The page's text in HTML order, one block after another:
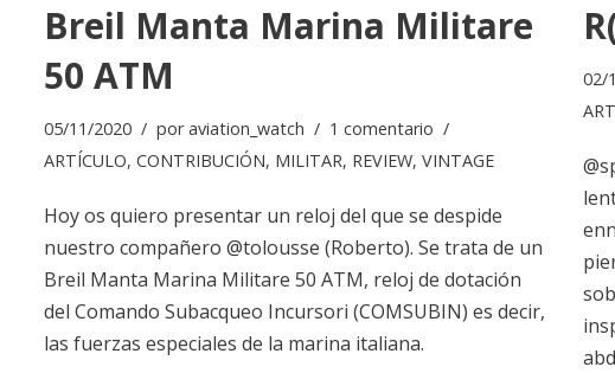
Breil Manta Marina Militare
50 ATM
05/11/2020 poraviation_watch
1 comentario
ARTÍCULO, CONTRIBUCIÓN, MILITAR, REVIEW, VINTAGE
Hoy os quiero presentar un reloj del que se despide
nuestro compañero @tolousse (Roberto). Se trata de un
Breil Manta Marina Militare 50 ATM, reloj de dotación
del Comando Subacqueo Incursori (COMSUBIN) es decir,
las fuerzas especiales de la marina italiana.
02/